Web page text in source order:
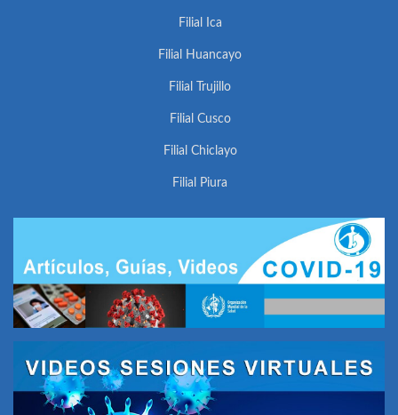
Filial Ica
Filial Huancayo
Filial Trujillo
Filial Cusco
Filial Chiclayo
Filial Piura